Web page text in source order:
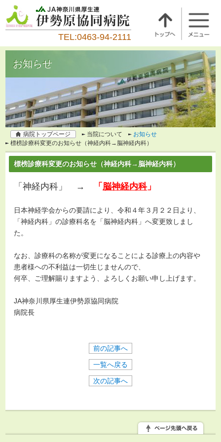
TEL:0463-94-2111
お知らせ
病院トップページ 当院について
お知らせ
標榜診療科変更のお知らせ（神経内科→脳神経内科）
標榜診療科変更のお知らせ（神経内科→脳神経内科）
「神経内科」 → 「 脳神経内科」
日本神経学会からの要請により、令和４年３月２２日より、
「神経内科」の診療科名を「脳神経内科」へ変更致しまし
た。
なお、診療科の名称が変更になることによる診療上の内容や
患者様への不利益は一切生じませんので、
何卒、ご理解賜りますよう、よろしくお願い申し上げます。
JA神奈川県厚生連伊勢原協同病院
病院長
前の記事へ
一覧へ戻る
次の記事へ